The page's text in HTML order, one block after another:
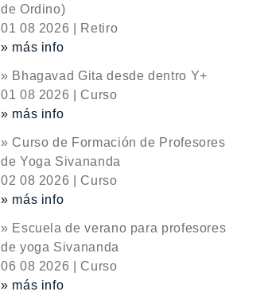
de Ordino)
01 08 2026 | Retiro
» más info
» Bhagavad Gita desde dentro Y+
01 08 2026 | Curso
» más info
» Curso de Formación de Profesores
de Yoga Sivananda
02 08 2026 | Curso
» más info
» Escuela de verano para profesores
de yoga Sivananda
06 08 2026 | Curso
» más info